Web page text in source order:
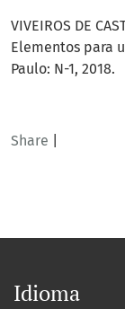
Share
VIVEIROS DE
Elementos para
Paulo: N-1, 2018.
Idioma